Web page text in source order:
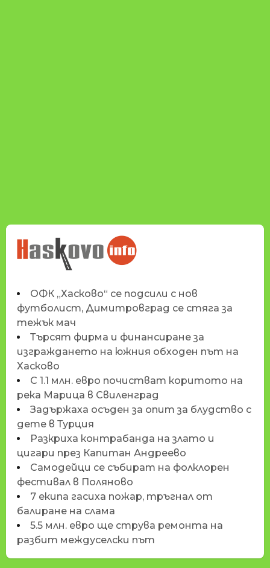
НОВИНИТЕ НА
HASKOVO.INFO
ОФК „Хасково“ се подсили с нов
футболист, Димитровград се стяга за
тежък мач
Търсят фирма и финансиране за
изграждането на южния обходен път на
Хасково
С 1.1 млн. евро почистват коритото на
река Марица в Свиленград
Задържаха осъден за опит за блудство с
дете в Турция
Разкриха контрабанда на злато и
цигари през Капитан Андреево
Самодейци се събират на фолклорен
фестивал в Поляново
7 екипа гасиха пожар, тръгнал от
балиране на слама
5.5 млн. евро ще струва ремонта на
разбит междуселски път